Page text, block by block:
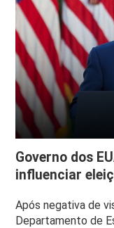
Governo dos
influenciar
Após negativa de
Departamento de